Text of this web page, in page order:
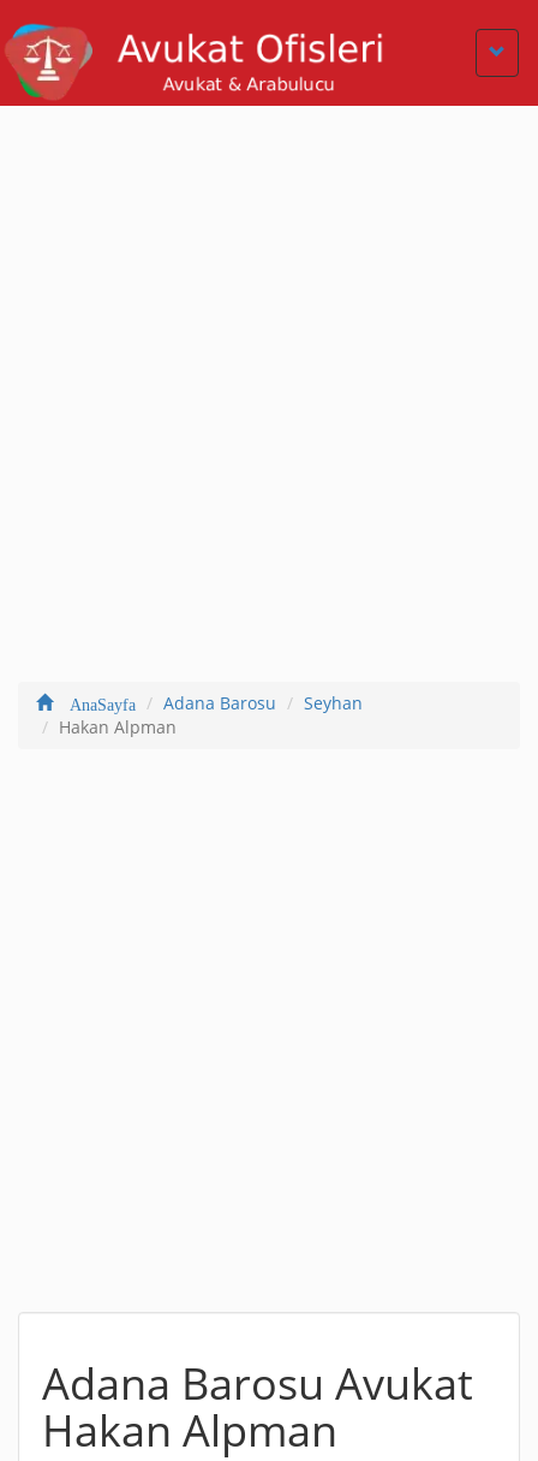
AnaSayfa Adana Barosu
Seyhan
Hakan Alpman
Adana Barosu Avukat
Hakan Alpman